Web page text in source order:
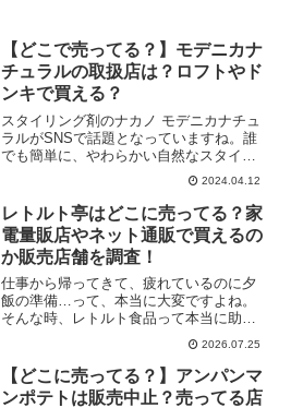
【どこで売ってる？】モデニカナ
チュラルの取扱店は？ロフトやド
ンキで買える？
スタイリング剤のナカノ モデニカナチュ
ラルがSNSで話題となっていますね。誰
でも簡単に、やわらかい自然なスタイル
ができるスタイリング剤。モデニカナチ
ュラルはどこで売ってる？取扱店は？そ
こで今回はモデニカナチュラルの売って
る場所を調べてみまし...
2024.04.12
レトルト亭はどこに売ってる？家
電量販店やネット通販で買えるの
か販売店舗を調査！
仕事から帰ってきて、疲れているのに夕
飯の準備…って、本当に大変ですよね。
そんな時、レトルト食品って本当に助か
る存在。でも、お湯を沸かして湯煎する
のって、意外と面倒だったり、火を使う
のが億劫だったりしませんか？私も同じ
気持ちで、もっと手軽にレ...
2026.07.25
【どこに売ってる？】アンパンマ
ンポテトは販売中止？売ってる店